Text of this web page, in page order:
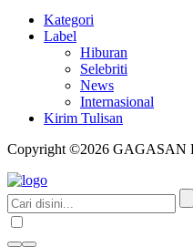
Kategori
Label
Hiburan
Selebriti
News
Internasional
Kirim Tulisan
Copyright ©2026 GAGASAN